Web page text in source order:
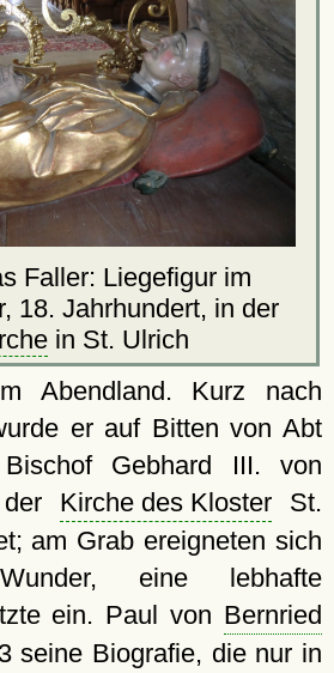
Faller: Liegefigur im
18. Jahrhundert, in der
in St. Ulrich
Abendland. Kurz nach
er auf Bitten von Abt
Gebhard III. von
Kirche des KlosterSt.
am Grab ereigneten sich
eine lebhafte
ein. Paul von Bernried
seine Biografie, die nur in